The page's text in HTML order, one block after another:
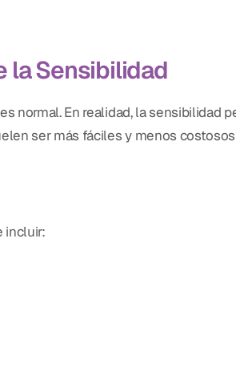
la Sensibilidad
normal. En realidad, la sensibilidad
ser más fáciles y menos
incluir: